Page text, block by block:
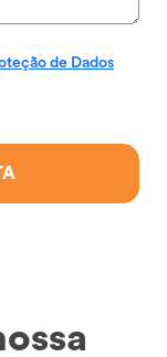
de Dados